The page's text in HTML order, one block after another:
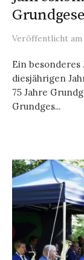
Veröffentlicht am
Ein
diesjährigen
75 Jahre
Grundges...